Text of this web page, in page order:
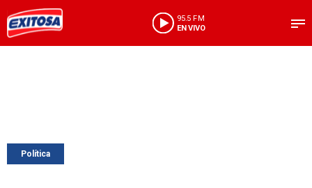
95.5 FM
EN VIVO
Política